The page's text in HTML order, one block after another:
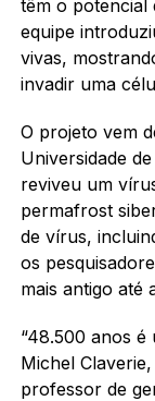
têm o potencial
equipe
vivas,
invadir uma
O projeto vem
Universidade
reviveu um
permafrost
de vírus,
os
mais antigo até
“48.500 anos é
Michel
professor de